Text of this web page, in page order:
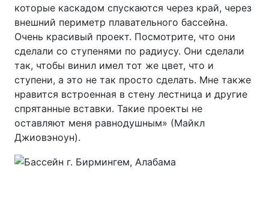
которые каскадом спускаются через край, через
внешний периметр плавательного бассейна.
Очень красивый проект. Посмотрите, что они
сделали со ступенями по радиусу. Они сделали
так, чтобы винил имел тот же цвет, что и
ступени, а это не так просто сделать. Мне также
нравится встроенная в стену лестница и другие
спрятанные вставки. Такие проекты не
оставляют меня равнодушным» (Майкл
Джиовэноун).